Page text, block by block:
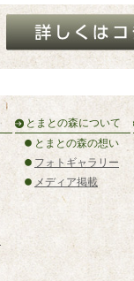
とまとの森について
とまとの森の想い
フォトギャラリー
メディア掲載